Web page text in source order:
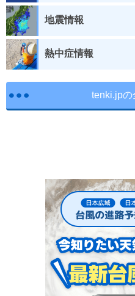
地震情報
熱中症情報
tenki.jpの